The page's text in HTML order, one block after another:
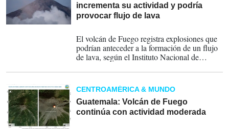
incrementa su actividad y podría
provocar flujo de lava
El volcán de Fuego registra explosiones que
podrían anteceder a la formación de un flujo
de lava, según el Instituto Nacional de
Hidrología (Insivumeh).
CENTROAMÉRICA & MUNDO
Guatemala: Volcán de Fuego
continúa con actividad moderada